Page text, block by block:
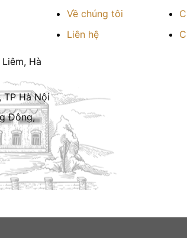
Hà
TP Hà Nội
Đông,
Về chúng tôi
Liên hệ